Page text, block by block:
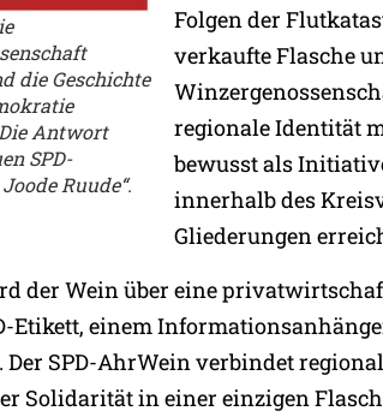
die Geschichte
Antwort
SPD-
Ruude“.
Folgen der
verkaufte Flasche
regionale Identität
bewusst als
innerhalb des
Gliederungen
der Wein über eine
Etikett, einem
Der SPD-AhrWein verbindet
Solidarität in einer einzigen